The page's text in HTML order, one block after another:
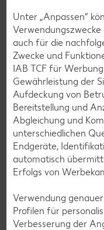
Laktosefreie
denn es geht auch
bringen Vielfalt auf
Genießer, für die
Unter „Anpassen“
auch für die
Zwecke und
IAB TCF für
Gewährleistung der
Aufdeckung von
Bereitstellung und
Abgleichung und
unterschiedlichen
Endgeräte,
automatisch
Erfolgs von
Verwendung
Profilen für
Verbesserung der